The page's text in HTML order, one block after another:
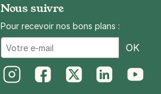
Nous suivre
Pour recevoir nos bons plans :
OK